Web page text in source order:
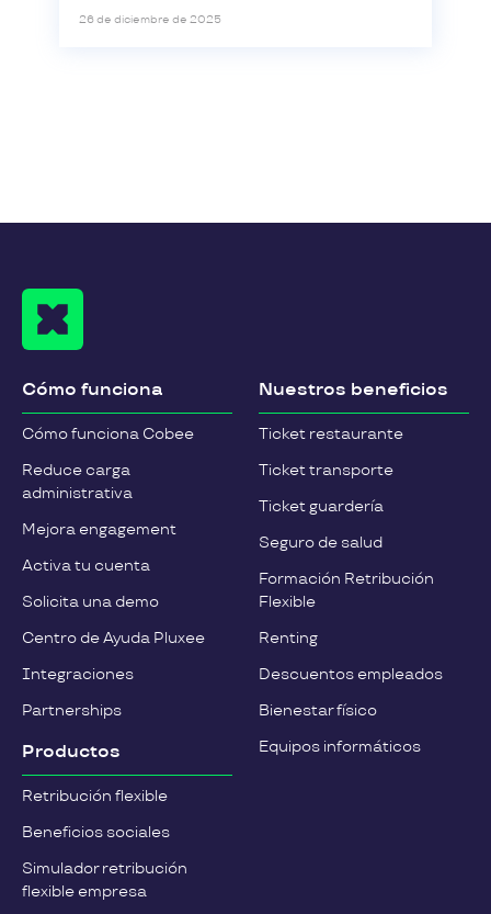
26 de diciembre de 2025
Cómo funciona
Cómo funciona Cobee
Reduce carga
administrativa
Mejora engagement
Activa tu cuenta
Solicita una demo
Centro de Ayuda Pluxee
Integraciones
Partnerships
Productos
Retribución flexible
Beneficios sociales
Simulador retribución
flexible empresa
Nuestros beneficios
Ticket restaurante
Ticket transporte
Ticket guardería
Seguro de salud
Formación Retribución
Flexible
Renting
Descuentos empleados
Bienestar físico
Equipos informáticos